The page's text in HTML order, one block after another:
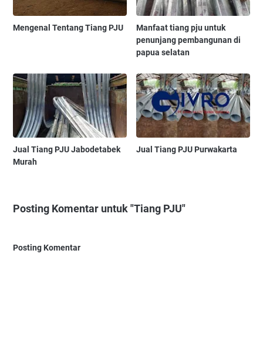
Mengenal Tentang Tiang PJU
Manfaat tiang pju untuk
penunjang pembangunan di
papua selatan
Jual Tiang PJU Jabodetabek
Murah
Jual Tiang PJU Purwakarta
Posting Komentar untuk "Tiang PJU"
Posting Komentar